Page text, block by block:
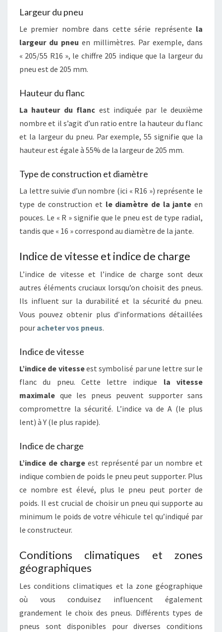
Largeur du pneu
Le premier nombre dans cette série représente la
largeur du pneu en millimètres. Par exemple, dans
« 205/55 R16 », le chiffre 205 indique que la largeur du
pneu est de 205 mm.
Hauteur du flanc
La hauteur du flanc est indiquée par le deuxième
nombre et il s’agit d’un ratio entre la hauteur du flanc
et la largeur du pneu. Par exemple, 55 signifie que la
hauteur est égale à 55% de la largeur de 205 mm.
Type de construction et diamètre
La lettre suivie d’un nombre (ici « R16 ») représente le
type de construction et le diamètre de la jante en
pouces. Le « R » signifie que le pneu est de type radial,
tandis que « 16 » correspond au diamètre de la jante.
Indice de vitesse et indice de charge
L’indice de vitesse et l’indice de charge sont deux
autres éléments cruciaux lorsqu’on choisit des pneus.
Ils influent sur la durabilité et la sécurité du pneu.
Vous pouvez obtenir plus d’informations détaillées
pour acheter vos pneus.
Indice de vitesse
L’indice de vitesseest symbolisé par une lettre sur le
flanc du pneu. Cette lettre indique la vitesse
maximale que les pneus peuvent supporter sans
compromettre la sécurité. L’indice va de A (le plus
lent) à Y (le plus rapide).
Indice de charge
L’indice de chargeest représenté par un nombre et
indique combien de poids le pneu peut supporter. Plus
ce nombre est élevé, plus le pneu peut porter de
poids. Il est crucial de choisir un pneu qui supporte au
minimum le poids de votre véhicule tel qu’indiqué par
le constructeur.
Conditions climatiques et zones
géographiques
Les conditions climatiques et la zone géographique
où vous conduisez influencent également
grandement le choix des pneus. Différents types de
pneus sont disponibles pour diverses conditions